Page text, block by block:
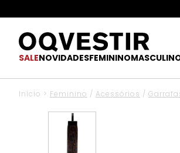
SALENOVIDADESFEMININO
Início > Feminino / Acessórios /